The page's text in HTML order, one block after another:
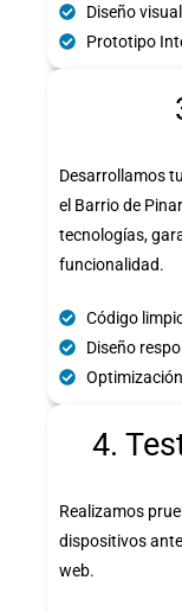
Diseño visual
Prototipo
Desarrollamos tu
el Barrio de
tecnologías,
funcionalidad.
Código
Diseño
Optimización
4.
Realizamos
dispositivos
web.